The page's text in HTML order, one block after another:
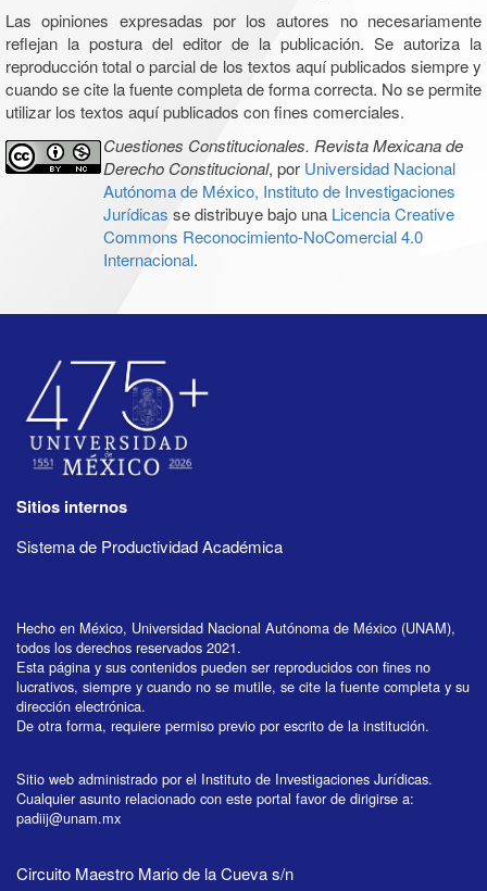
Las opiniones expresadas por los autores no necesariamente
reflejan la postura del editor de la publicación. Se autoriza la
reproducción total o parcial de los textos aquí publicados siempre y
cuando se cite la fuente completa de forma correcta. No se permite
utilizar los textos aquí publicados con fines comerciales.
Cuestiones Constitucionales. Revista Mexicana de
Derecho Constitucional, por Universidad Nacional
Autónoma de México, Instituto de Investigaciones
Jurídicas se distribuye bajo una Licencia Creative
Commons Reconocimiento-NoComercial 4.0
Internacional.
Sitios internos
Sistema de Productividad Académica
Hecho en México, Universidad Nacional Autónoma de México (UNAM),
todos los derechos reservados 2021.
Esta página y sus contenidos pueden ser reproducidos con fines no
lucrativos, siempre y cuando no se mutile, se cite la fuente completa y su
dirección electrónica.
De otra forma, requiere permiso previo por escrito de la institución.
Sitio web administrado por el Instituto de Investigaciones Jurídicas.
Cualquier asunto relacionado con este portal favor de dirigirse a:
padiij@unam.mx
Circuito Maestro Mario de la Cueva s/n